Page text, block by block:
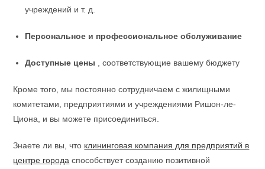
учреждений и т. д.
Персональное и профессиональное обслуживание
Доступные цены , соответствующие вашему бюджету
Кроме того, мы постоянно сотрудничаем с жилищными
комитетами, предприятиями и учреждениями Ришон-ле-
Циона, и вы можете присоединиться.
Знаете ли вы, что клининговая компания для предприятий в
центре города способствует созданию позитивной